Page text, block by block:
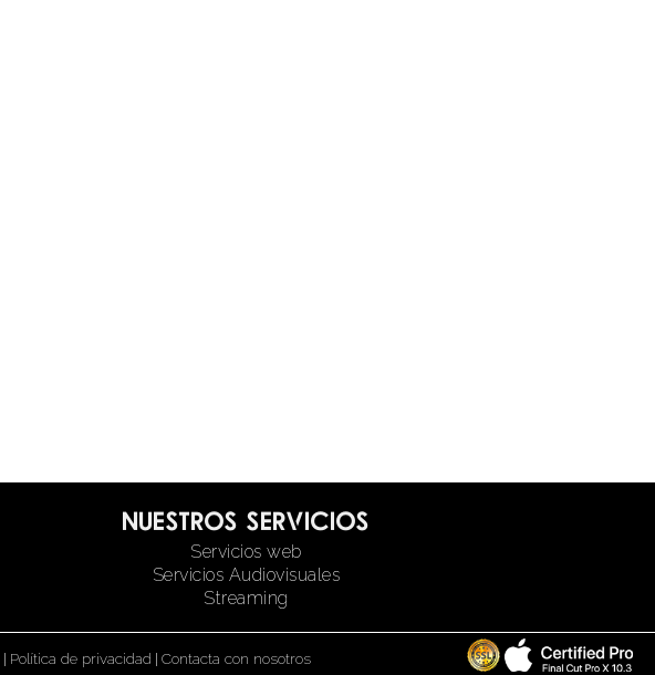
Nuestros servicios
Servicios web
Servicios Audiovisuales
Streaming
| Política de privacidad | Contacta con nosotros